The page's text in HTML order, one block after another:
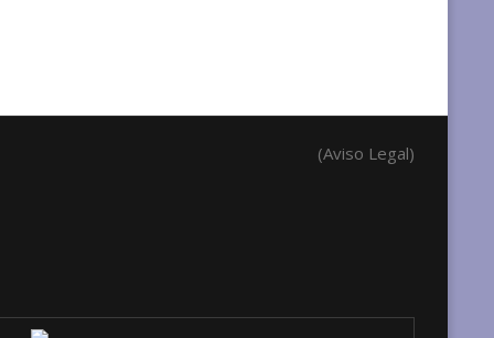
(Aviso Legal)